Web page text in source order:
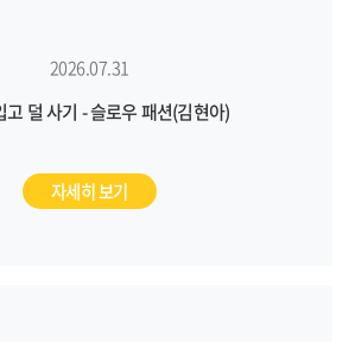
2026.07.31
고 덜 사기 - 슬로우 패션(김현아)
자세히 보기